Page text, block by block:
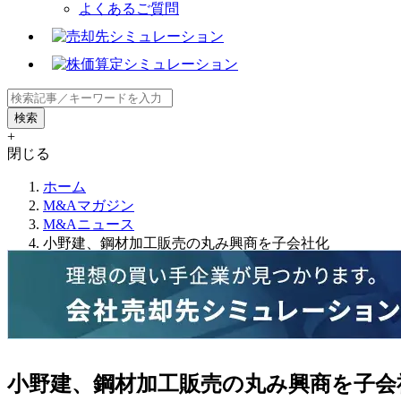
よくあるご質問
+
閉じる
ホーム
M&Aマガジン
M&Aニュース
小野建、鋼材加工販売の丸み興商を子会社化
小野建、鋼材加工販売の丸み興商を子